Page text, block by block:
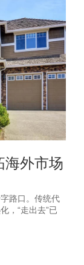
海外市场
路口。传统代
，“走出去”已